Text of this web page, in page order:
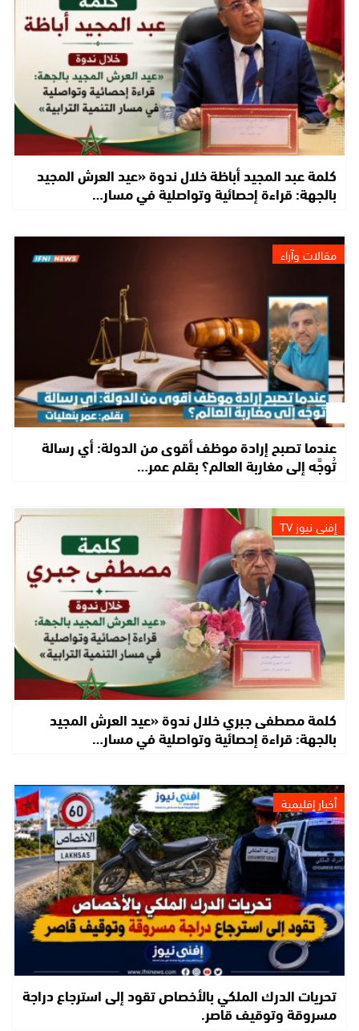
كلمة عبد المجيد أباظة خلال ندوة «عيد العرش المجيد
بالجهة: قراءة إحصائية وتواصلية في مسار…
مقالات وآراء
عندما تصبح إرادة موظف أقوى من الدولة: أي رسالة
تُوجَّه إلى مغاربة العالم؟ بقلم عمر…
إفني نيوز TV
كلمة مصطفى جبري خلال ندوة «عيد العرش المجيد
بالجهة: قراءة إحصائية وتواصلية في مسار…
أخبار إقليمية
تحريات الدرك الملكي بالأخصاص تقود إلى استرجاع دراجة
مسروقة وتوقيف قاصر.